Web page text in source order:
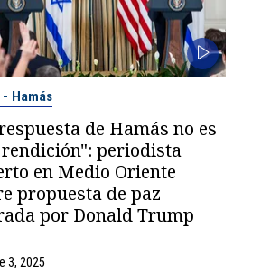
Hamás
de Hamás no es
periodista
en Medio Oriente
propuesta de paz
por Donald Trump
3, 2025